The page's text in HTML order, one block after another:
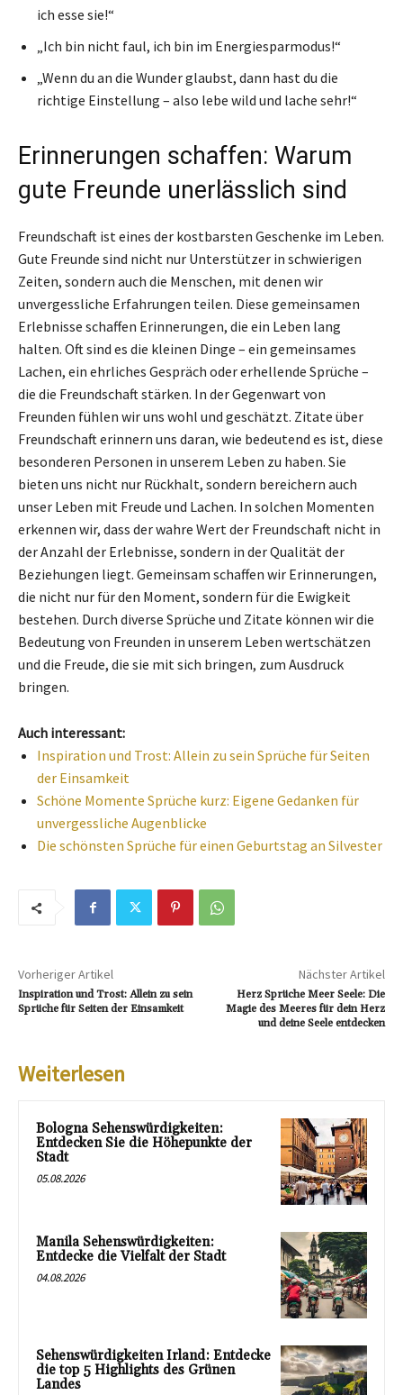
ich esse sie!“
„Ich bin nicht faul, ich bin im Energiesparmodus!“
„Wenn du an die Wunder glaubst, dann hast du die
richtige Einstellung – also lebe wild und lache sehr!“
Erinnerungen schaffen: Warum
gute Freunde unerlässlich sind
Freundschaft ist eines der kostbarsten Geschenke im Leben.
Gute Freunde sind nicht nur Unterstützer in schwierigen
Zeiten, sondern auch die Menschen, mit denen wir
unvergessliche Erfahrungen teilen. Diese gemeinsamen
Erlebnisse schaffen Erinnerungen, die ein Leben lang
halten. Oft sind es die kleinen Dinge – ein gemeinsames
Lachen, ein ehrliches Gespräch oder erhellende Sprüche –
die die Freundschaft stärken. In der Gegenwart von
Freunden fühlen wir uns wohl und geschätzt. Zitate über
Freundschaft erinnern uns daran, wie bedeutend es ist, diese
besonderen Personen in unserem Leben zu haben. Sie
bieten uns nicht nur Rückhalt, sondern bereichern auch
unser Leben mit Freude und Lachen. In solchen Momenten
erkennen wir, dass der wahre Wert der Freundschaft nicht in
der Anzahl der Erlebnisse, sondern in der Qualität der
Beziehungen liegt. Gemeinsam schaffen wir Erinnerungen,
die nicht nur für den Moment, sondern für die Ewigkeit
bestehen. Durch diverse Sprüche und Zitate können wir die
Bedeutung von Freunden in unserem Leben wertschätzen
und die Freude, die sie mit sich bringen, zum Ausdruck
bringen.
Auch interessant:
Inspiration und Trost: Allein zu sein Sprüche für Seiten
der Einsamkeit
Schöne Momente Sprüche kurz: Eigene Gedanken für
unvergessliche Augenblicke
Die schönsten Sprüche für einen Geburtstag an Silvester
Vorheriger Artikel
Inspiration und Trost: Allein zu sein
Sprüche für Seiten der Einsamkeit
Nächster Artikel
Herz Sprüche Meer Seele: Die
Magie des Meeres für dein Herz
und deine Seele entdecken
Weiterlesen
Bologna Sehenswürdigkeiten:
Entdecken Sie die Höhepunkte der
Stadt
05.08.2026
Manila Sehenswürdigkeiten:
Entdecke die Vielfalt der Stadt
04.08.2026
Sehenswürdigkeiten Irland: Entdecke
die top 5 Highlights des Grünen
Landes